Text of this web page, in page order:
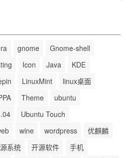
gnome
Gnome-shell
Icon Java
KDE
LinuxMint
linux桌面
Theme
ubuntu
Ubuntu Touch
wine wordpress
优麒麟
系统 开源软件
手机